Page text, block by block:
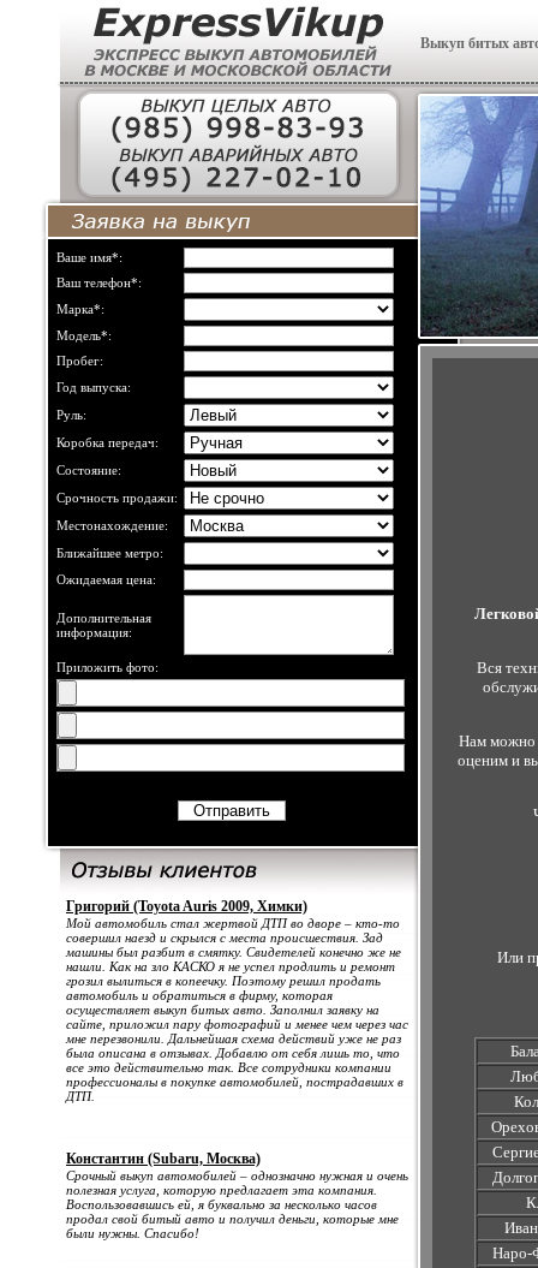
Выкуп битых
Ваше имя*:
Ваш телефон*:
Марка*:
Модель*:
Пробег:
Год выпуска:
Руль:
Коробка передач:
Состояние:
Срочность продажи:
Местонахождение:
Ближайшее метро:
Ожидаемая цена:
Дополнительная
информация:
Приложить фото:
Григорий (Toyota Auris 2009, Химки)
Мой автомобиль стал жертвой ДТП во дворе – кто-то
совершил наезд и скрылся с места происшествия. Зад
машины был разбит в смятку. Свидетелей конечно же не
нашли. Как на зло КАСКО я не успел продлить и ремонт
грозил вылиться в копеечку. Поэтому решил продать
автомобиль и обратиться в фирму, которая
осуществляет выкуп битых авто. Заполнил заявку на
сайте, приложил пару фотографий и менее чем через час
мне перезвонили. Дальнейшая схема действий уже не раз
была описана в отзывах. Добавлю от себя лишь то, что
все это действительно так. Все сотрудники компании
профессионалы в покупке автомобилей, пострадавших в
ДТП.
Константин (Subaru, Москва)
Срочный выкуп автомобилей – однозначно нужная и очень
полезная услуга, которую предлагает эта компания.
Воспользовавшись ей, я буквально за несколько часов
продал свой битый авто и получил деньги, которые мне
были нужны. Спасибо!
Вся
Нам можно
оценим и
Или
Наро-